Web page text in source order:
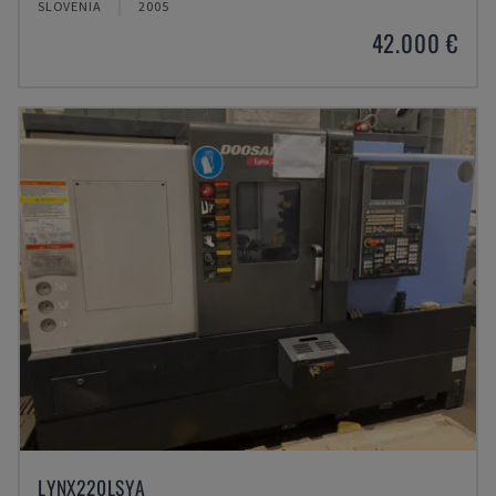
SLOVENIA 2005
42.000 €
LYNX220LSYA